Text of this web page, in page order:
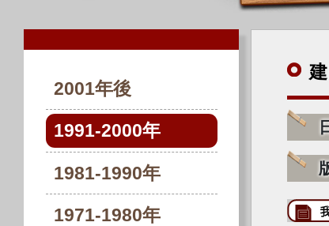
2001年後
1991-2000年
1981-1990年
1971-1980年